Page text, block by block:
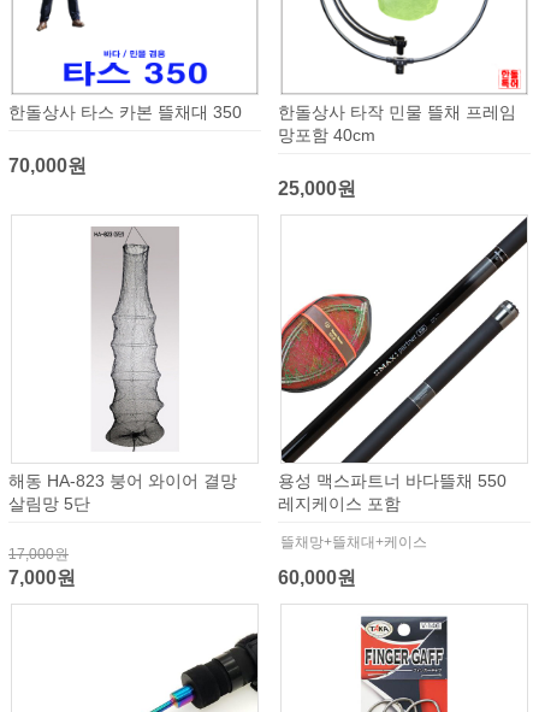
한돌상사 타스 카본 뜰채대 350
70,000원
한돌상사 타작 민물 뜰채 프레임
망포함 40cm
25,000원
해동 HA-823 붕어 와이어 결망
살림망 5단
17,000원
7,000원
용성 맥스파트너 바다뜰채 550
레지케이스 포함
뜰채망+뜰채대+케이스
60,000원